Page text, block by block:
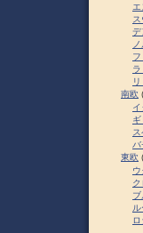
デ
ラ
南欧
イ
ギ
ス
バ
東欧